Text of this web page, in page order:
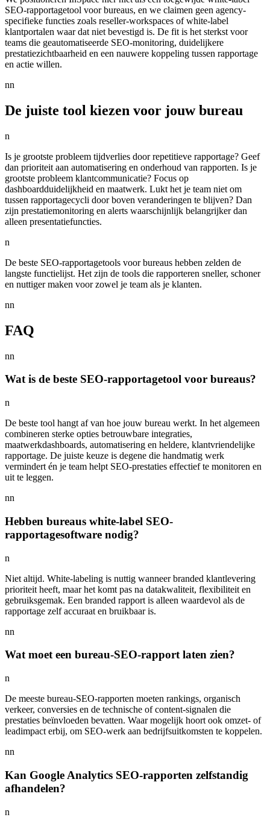
SEO-rapportagetool voor bureaus, en we claimen geen agency-
specifieke functies zoals reseller-workspaces of white-label
klantportalen waar dat niet bevestigd is. De fit is het sterkst voor
teams die geautomatiseerde SEO-monitoring, duidelijkere
prestatiezichtbaarheid en een nauwere koppeling tussen rapportage
en actie willen.
nn
De juiste tool kiezen voor jouw bureau
n
Is je grootste probleem tijdverlies door repetitieve rapportage? Geef
dan prioriteit aan automatisering en onderhoud van rapporten. Is je
grootste probleem klantcommunicatie? Focus op
dashboardduidelijkheid en maatwerk. Lukt het je team niet om
tussen rapportagecycli door boven veranderingen te blijven? Dan
zijn prestatiemonitoring en alerts waarschijnlijk belangrijker dan
alleen presentatiefuncties.
n
De beste SEO-rapportagetools voor bureaus hebben zelden de
langste functielijst. Het zijn de tools die rapporteren sneller, schoner
en nuttiger maken voor zowel je team als je klanten.
nn
FAQ
nn
Wat is de beste SEO-rapportagetool voor bureaus?
n
De beste tool hangt af van hoe jouw bureau werkt. In het algemeen
combineren sterke opties betrouwbare integraties,
maatwerkdashboards, automatisering en heldere, klantvriendelijke
rapportage. De juiste keuze is degene die handmatig werk
vermindert én je team helpt SEO-prestaties effectief te monitoren en
uit te leggen.
nn
Hebben bureaus white-label SEO-
rapportagesoftware nodig?
n
Niet altijd. White-labeling is nuttig wanneer branded klantlevering
prioriteit heeft, maar het komt pas na datakwaliteit, flexibiliteit en
gebruiksgemak. Een branded rapport is alleen waardevol als de
rapportage zelf accuraat en bruikbaar is.
nn
Wat moet een bureau-SEO-rapport laten zien?
n
De meeste bureau-SEO-rapporten moeten rankings, organisch
verkeer, conversies en de technische of content-signalen die
prestaties beïnvloeden bevatten. Waar mogelijk hoort ook omzet- of
leadimpact erbij, om SEO-werk aan bedrijfsuitkomsten te koppelen.
nn
Kan Google Analytics SEO-rapporten zelfstandig
afhandelen?
n